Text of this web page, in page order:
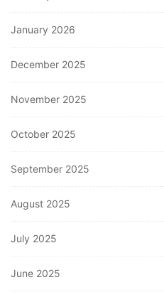
January 2026
December 2025
November 2025
October 2025
September 2025
August 2025
July 2025
June 2025